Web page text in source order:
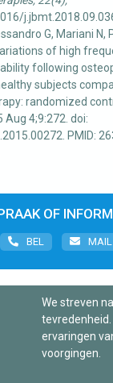
G, Mariani
of high
following
subjects
randomized
Aug 4;9:272. doi:
PMID:
OF
BEL MAIL
We streven
tevredenheid.
ervaringen
voorgingen.